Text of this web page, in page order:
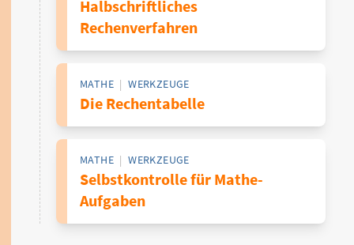
Halbschriftliches
Rechenverfahren
MATHE | WERKZEUGE
Die Rechentabelle
MATHE | WERKZEUGE
Selbstkontrolle für Mathe-
Aufgaben